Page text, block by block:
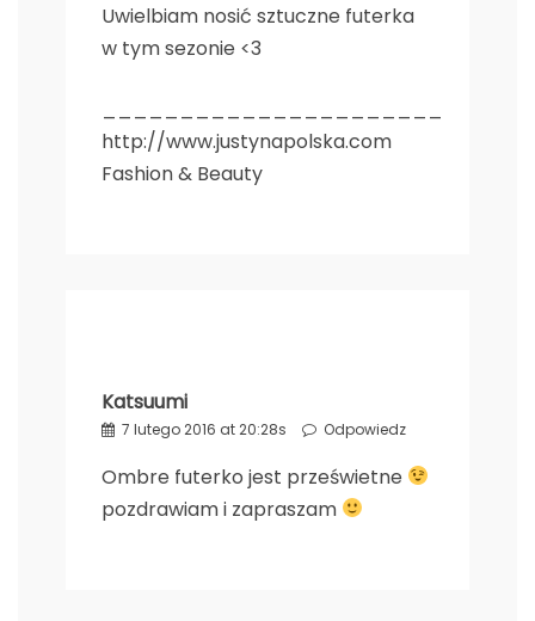
Uwielbiam nosić sztuczne futerka
w tym sezonie <3
http://www.justynapolska.com
Fashion & Beauty
Katsuumi
7 lutego 2016 at 20:28s Odpowiedz
Ombre futerko jest prześwietne
pozdrawiam i zapraszam